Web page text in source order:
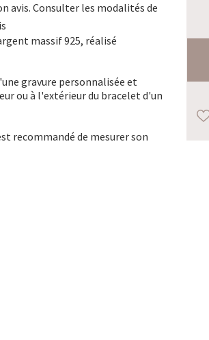
avis. Consulter les modalités de
massif 925, réalisé
gravure personnalisée et
ou à l'extérieur du bracelet d'un
recommandé de mesurer son